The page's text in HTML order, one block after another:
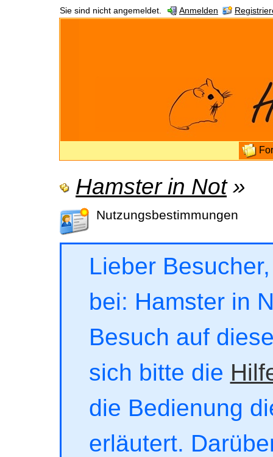
Sie sind nicht angemeldet. Anmelden
Hamster in Not»
Nutzungsbestimmungen
Lieber
bei: Hamster in
Besuch auf
sich bitte die
die Bedienung
erläutert.